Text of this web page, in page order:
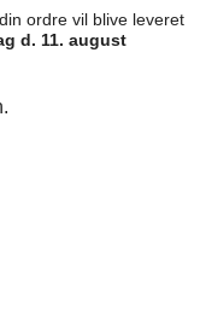
ordre vil blive leveret
d. 11. august